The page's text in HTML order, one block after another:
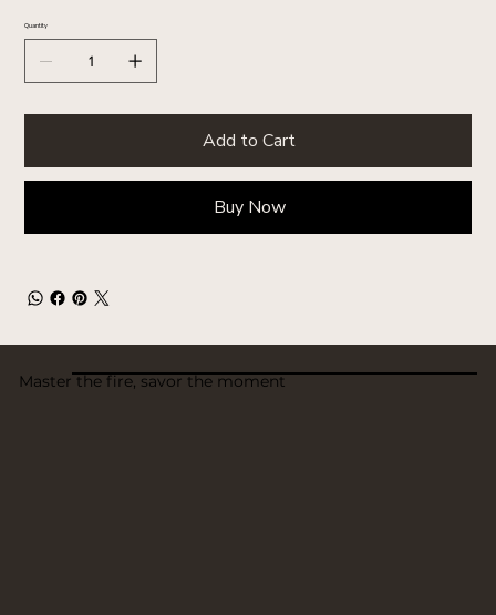
Quantity
Add to Cart
Buy Now
Master the fire, savor the moment